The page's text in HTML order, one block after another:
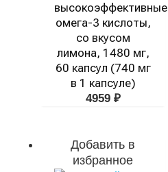
высокоэффективные
омега-3 кислоты,
со вкусом
лимона, 1480 мг,
60 капсул (740 мг
в 1 капсуле)
4959 ₽
Добавить в
избранное